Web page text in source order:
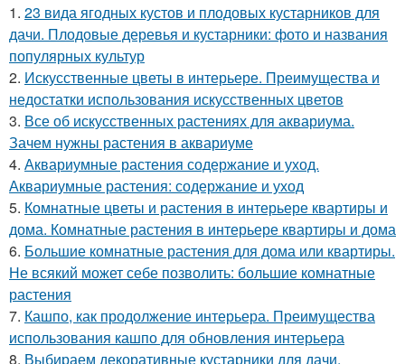
1. 23 вида ягодных кустов и плодовых кустарников для
дачи. Плодовые деревья и кустарники: фото и названия
популярных культур
2. Искусственные цветы в интерьере. Преимущества и
недостатки использования искусственных цветов
3. Все об искусственных растениях для аквариума.
Зачем нужны растения в аквариуме
4. Аквариумные растения содержание и уход.
Аквариумные растения: содержание и уход
5. Комнатные цветы и растения в интерьере квартиры и
дома. Комнатные растения в интерьере квартиры и дома
6. Большие комнатные растения для дома или квартиры.
Не всякий может себе позволить: большие комнатные
растения
7. Кашпо, как продолжение интерьера. Преимущества
использования кашпо для обновления интерьера
8. Выбираем декоративные кустарники для дачи.